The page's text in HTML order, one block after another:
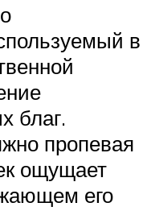
в
благ.
пропевая
ощущает
его